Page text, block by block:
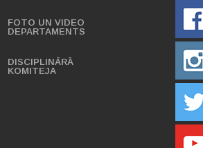
FOTO UN VIDEO
DEPARTAMENTS
DISCIPLINĀRĀ
KOMITEJA